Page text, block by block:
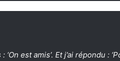
‘On est amis’. Et j’ai répondu :